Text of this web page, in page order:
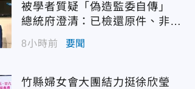
被學者質疑「偽造監委自傳」
總統府澄清：已檢還原件、非府
方提供
8小時前 要聞
竹縣婦女會大團結力挺徐欣瑩